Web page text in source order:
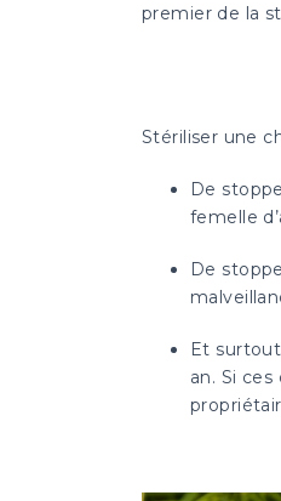
premier de la
Stériliser une
De
femelle
De
Et
an. Si